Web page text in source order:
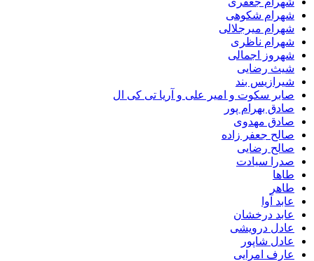
شهرام شکوهی
شهرام میرجلالی
شهرام ناظری
شهروز اجمالی
شیث رضایی
شیرازیس بند
صابر سکوت و امیر علی و آریا تی کی ال
صادق بهرام پور
صادق مهدوی
صالح جعفر زاده
صالح رضایی
صدرا سیادت
طاها
طاهر
عابد آوا
عابد درخشان
عادل درویشی
عادل شاپور
عارف امرایی